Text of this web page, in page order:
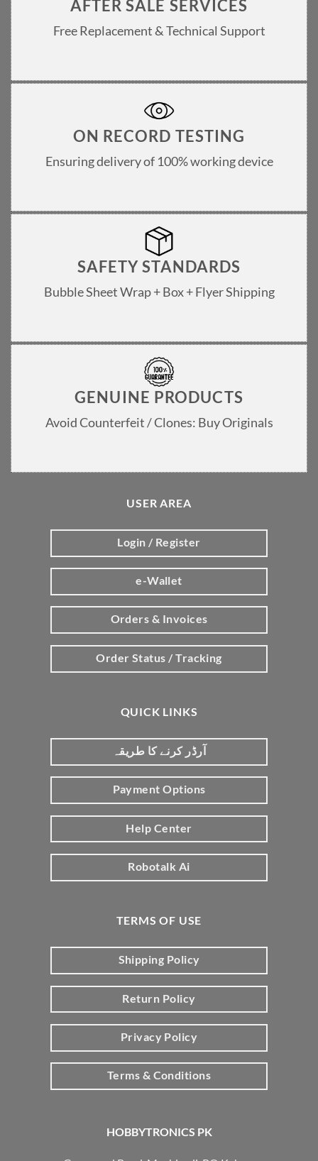
AFTER SALE SERVICES
Free Replacement & Technical Support
ON RECORD TESTING
Ensuring delivery of 100% working device
SAFETY STANDARDS
Bubble Sheet Wrap + Box + Flyer Shipping
GENUINE PRODUCTS
Avoid Counterfeit / Clones: Buy Originals
HOBBYTRONICS PK
USER AREA
Login / Register
e-Wallet
Orders & Invoices
Order Status / Tracking
QUICK LINKS
آرڈر کرنے کا طریقہ
Payment Options
Help Center
Robotalk Ai
TERMS OF USE
Shipping Policy
Return Policy
Privacy Policy
Terms & Conditions